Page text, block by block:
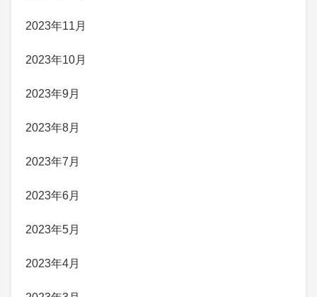
2023年11月
2023年10月
2023年9月
2023年8月
2023年7月
2023年6月
2023年5月
2023年4月